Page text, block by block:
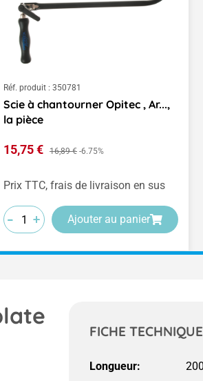
Réf. produit : 350781
Scie à chantourner Opitec , Ar...,
la pièce
Prix de vente :
15,75 € Prix régulier :
16,89 € -6.75%
Prix TTC, frais de livraison en sus
-
-
- +
+
+ Ajouter au panier
FICHE TECHNIQUE
Longueur: